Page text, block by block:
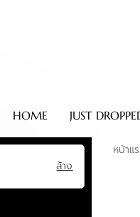
HOME JUST
หน้าแ
ล้าง